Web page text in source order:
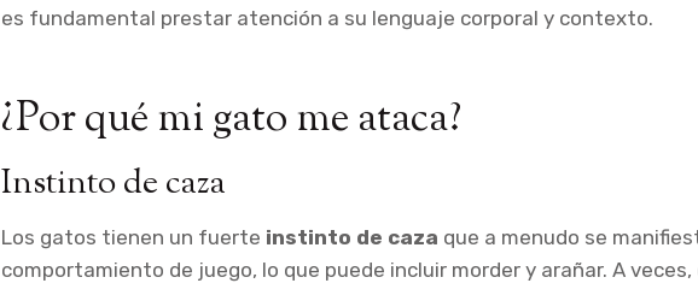
es fundamental prestar atención a su lenguaje corporal y contexto.
¿Por qué mi gato me ataca?
Instinto de caza
Los gatos tienen un fuerte instinto de caza que a menudo se
comportamiento de juego, lo que puede incluir morder y arañar. A